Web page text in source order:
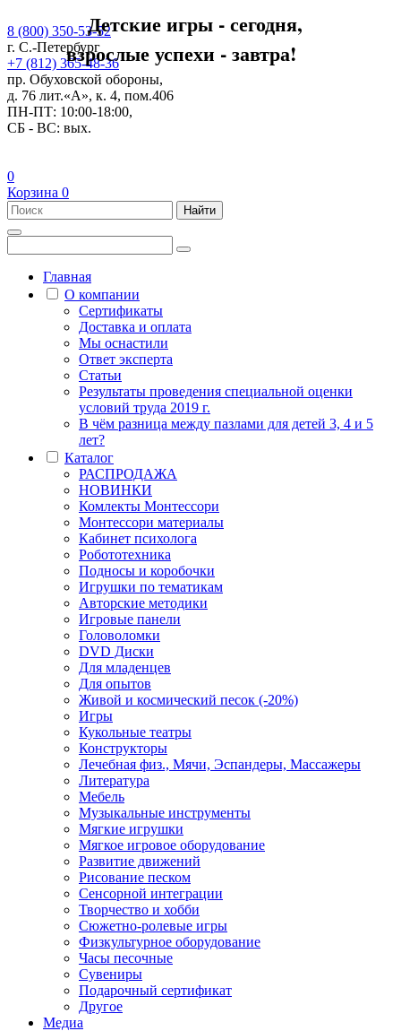
8 (800) 350-53-52
г. С.-Петербург
+7 (812) 365-48-36
пр. Обуховской обороны,
д. 76 лит.«А», к. 4, пом.406
ПН-ПТ: 10:00-18:00,
СБ - ВС: вых.
Детские игры - сегодня,
взрослые успехи - завтра!
0
Корзина 0
Найти
Главная
О компании
Сертификаты
Доставка и оплата
Мы оснастили
Ответ эксперта
Статьи
Результаты проведения специальной оценки
условий труда 2019 г.
В чём разница между пазлами для детей 3, 4 и 5
лет?
Каталог
РАСПРОДАЖА
НОВИНКИ
Комлекты Монтессори
Монтессори материалы
Кабинет психолога
Робототехника
Подносы и коробочки
Игрушки по тематикам
Авторские методики
Игровые панели
Головоломки
DVD Диски
Для младенцев
Для опытов
Живой и космический песок (-20%)
Игры
Кукольные театры
Конструкторы
Лечебная физ., Мячи, Эспандеры, Массажеры
Литература
Мебель
Музыкальные инструменты
Мягкие игрушки
Мягкое игровое оборудование
Развитие движений
Рисование песком
Сенсорной интеграции
Творчество и хобби
Сюжетно-ролевые игры
Физкультурное оборудование
Часы песочные
Сувениры
Подарочный сертификат
Другое
Медиа